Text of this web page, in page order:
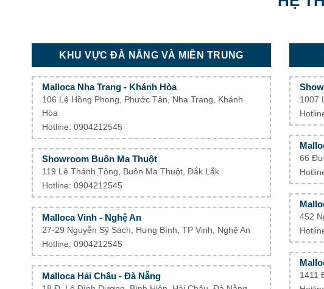
KHU VỰC ĐÀ NẴNG VÀ MIỀN TRUNG
Malloca Nha Trang - Khánh Hòa
106 Lê Hồng Phong, Phước Tân, Nha Trang, Khánh
Hòa
Hotline: 0904212545
Showroom Buôn Ma Thuột
119 Lê Thánh Tông, Buôn Ma Thuột, Đắk Lắk
Hotline: 0904212545
Malloca Vinh - Nghệ An
27-29 Nguyễn Sỹ Sách, Hưng Bình, TP Vinh, Nghệ An
Hotline: 0904212545
Malloca Hải Châu - Đà Nẵng
1007
66
452
1411